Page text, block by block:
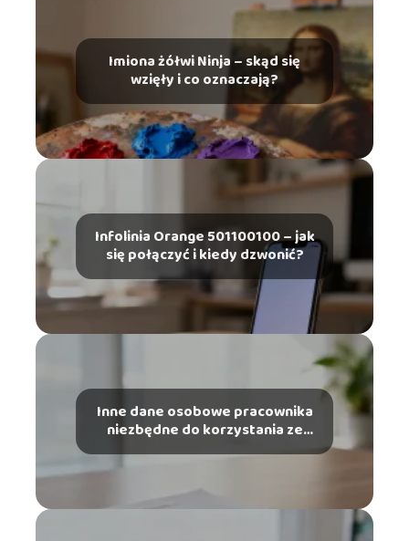
Imiona żółwi Ninja – skąd się
wzięły i co oznaczają?
Infolinia Orange 501100100 – jak
się połączyć i kiedy dzwonić?
Inne dane osobowe pracownika
niezbędne do korzystania ze
szczególnych uprawnień – co